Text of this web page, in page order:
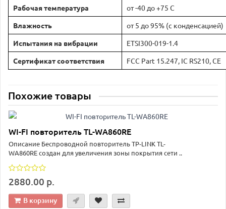
Рабочая температура
от -40 до +75 С
Влажность
от 5 до 95% (с конденсацией)
Испытания на вибрации
ETSI300-019-1.4
Сертификат соответствия
FCC Part 15.247, IC RS210, CE
Похожие товары
WI-FI повторитель TL-WA860RE
Описание Беспроводной повторитель TP-LINK TL-
WA860RE создан для увеличения зоны покрытия сети ..
2880.00 р.
В корзину